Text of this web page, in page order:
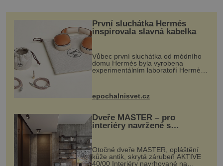
První sluchátka Hermés
inspirovala slavná kabelka
Vůbec první sluchátka od módního
domu Hermès byla vyrobena
experimentálním laboratoří Hermès
kovový...
epochalnisvet.cz
Dveře MASTER – pro
interiéry navržené s
rozumem i vášní!
Otočné dveře MASTER, opláštění
kůže antik, skrytá zárubeň AKTIVE
40/00 Interiéry navrhované na